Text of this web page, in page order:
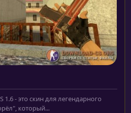
1.6 - это скин для легендарного
который...